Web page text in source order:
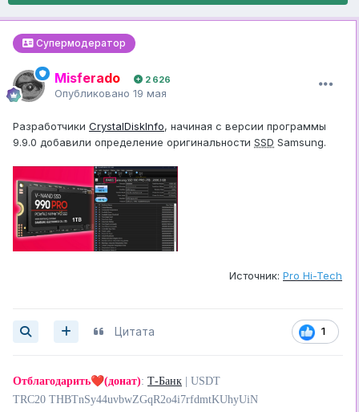
Супермодератор
Misferado 2 626
Опубликовано 19 мая
Разработчики CrystalDiskInfo, начиная с версии программы
9.9.0 добавили определение оригинальности SSD Samsung.
Источник: Pro Hi-Tech
1
Цитата
Отблагодарить❤️(донат): Т-Банк | USDT
TRC20 THBTnSy44uvbwZGqR2o4i7rfdmtKUhyUiN